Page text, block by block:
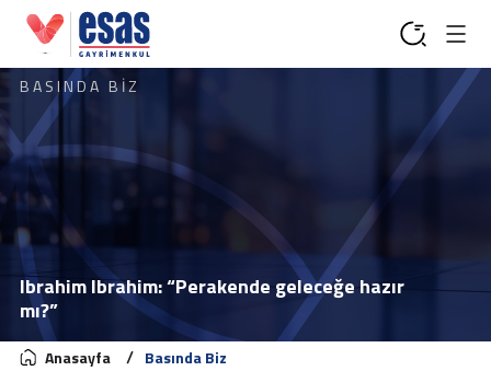
BASINDA BİZ
Ibrahim Ibrahim: “Perakende geleceğe hazır
mı?”
Anasayfa Basında Biz